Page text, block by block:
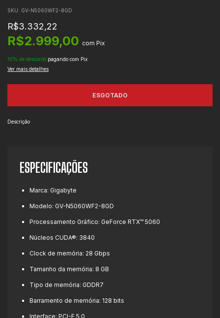
SKU: GV-N5060WF2-8GD
R$3.332,22
R$2.999,00 com Pix
10% de desconto pagando com Pix
Ver mais detalhes
Descrição
ESPECIFICAÇÕES
Marca: Gigabyte
Modelo: GV-N5060WF2-8GD
Processamento Gráfico: GeForce RTX™ 5060
Núcleos CUDA®: 3840
Clock de memória: 28 Gbps
Tamanho da memória: 8 GB
Tipo de memória: GDDR7
Barramento de memória: 128 bits
Interface: PCI-E 5.0